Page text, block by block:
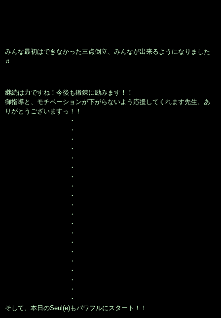
みんな最初はできなかった三点倒立、みんなが出来るようになりました
♬
継続は力ですね！今後も鍛錬に励みます！！
御指導と、モチベーションが下がらないよう応援してくれます先生、あ
りがとうございますっ！！
・
・
・
・
・
・
・
・
・
・
・
・
・
・
・
・
・
・
・
・
そして、本日のSeul(e)もパワフルにスタート！！